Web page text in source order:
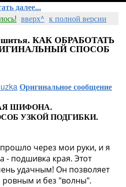
далее...
вверх^ к полной версии
шитья. КАК ОБРАБОТАТЬ
СПОСОБ
Оригинальное сообщение
ШИФОНА.
УЗКОЙ ПОДГИБКИ.
через мои руки, и я
- подшивка края. Этот
удачным! Он позволяет
ровным и без "волны".